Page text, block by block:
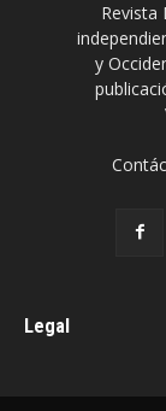
Revista
y
Legal